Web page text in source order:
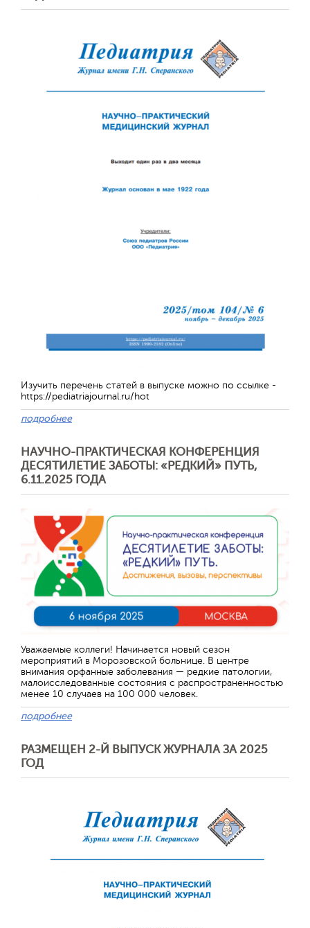
Изучить перечень статей в выпуске можно по ссылке -
https://pediatriajournal.ru/hot
подробнее
НАУЧНО-ПРАКТИЧЕСКАЯ КОНФЕРЕНЦИЯ
ДЕСЯТИЛЕТИЕ ЗАБОТЫ: «РЕДКИЙ» ПУТЬ,
6.11.2025 ГОДА
Уважаемые коллеги! Начинается новый сезон
мероприятий в Морозовской больнице. В центре
внимания орфанные заболевания — редкие патологии,
малоисследованные состояния с распространенностью
менее 10 случаев на 100 000 человек.
подробнее
РАЗМЕЩЕН 2-Й ВЫПУСК ЖУРНАЛА ЗА 2025
ГОД
Отправить